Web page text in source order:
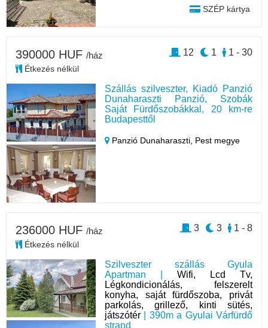
SZÉP kártya
Szállás szilveszter, Kiadó Panzió
Dunaharaszti Panzió, Szobák
Saját Fürdőszobákkal, 20 km-re
Budapesttől
Panzió Dunaharaszti, Pest megye
390000 HUF /ház
Étkezés nélkül
1 - 30
1
12
Szilveszter szállás Gyula
Apartman |Wifi, Lcd Tv,
Légkondicionálás, felszerelt
konyha, saját fürdőszoba, privát
parkolás, grillező, kinti sütés,
játszótér | 390m a Gyulai Várfürdő
strand
236000 HUF /ház
Étkezés nélkül
1 - 8
3
3